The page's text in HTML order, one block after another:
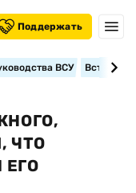
Поддержать
ВСУ
ЧТО
ЕГО